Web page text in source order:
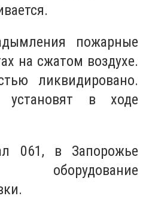
пожарные
на сжатом воздухе.
ликвидировано.
в ходе
061, в Запорожье